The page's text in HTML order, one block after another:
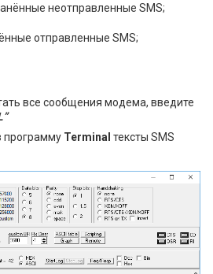
неотправленные SMS;
отправленные SMS;
все сообщения модема, введите
программу Terminal тексты SMS